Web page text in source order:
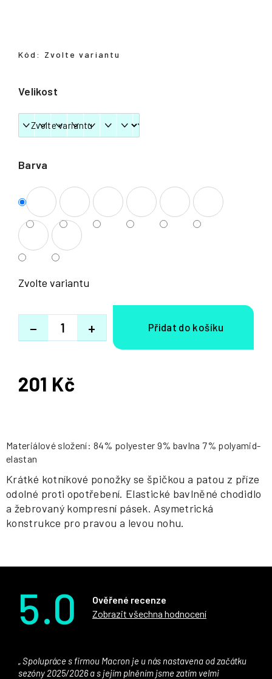
Barva
Velikost
Zvolte variantu
+
−
Kód: Zvolte variantu
201 Kč
Měrná
Materiálové složení: 84% polyester 9% bavlna 7% polyamid-
elastan
Krátké kotníkové ponožky se špičkou a patou z příze
odolné proti opotřebení. Elastické bavlněné chodidlo
a žebrovaný kompresní pásek. Asymetrická
konstrukce pro pravou a levou nohu.
5.0
Ověřené recenze
Zobrazit všechna hodnocení
sezóny 2025/2026 a s jejím plněním jsme zatím velmi